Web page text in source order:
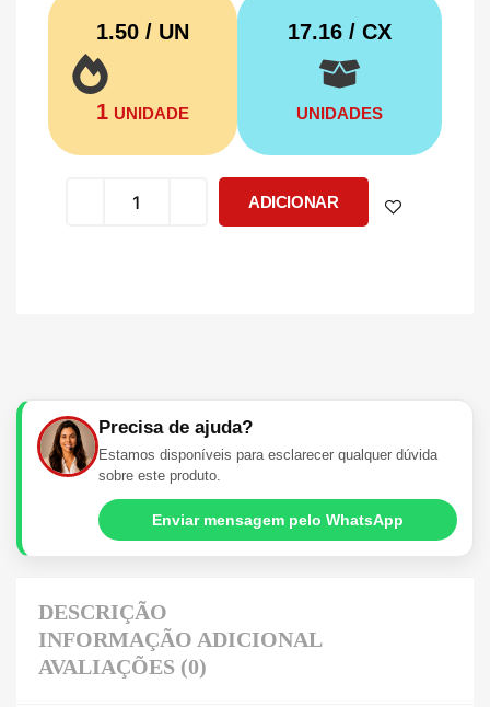
1.50 / UN
1 UNIDADE
17.16/ CX
UNIDADES
ADICIONAR
Precisa de ajuda?
Estamos disponíveis para esclarecer qualquer dúvida
sobre este produto.
Enviar mensagem pelo WhatsApp
DESCRIÇÃO
INFORMAÇÃO ADICIONAL
AVALIAÇÕES (0)